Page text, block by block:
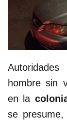
hombre sin
en la
se